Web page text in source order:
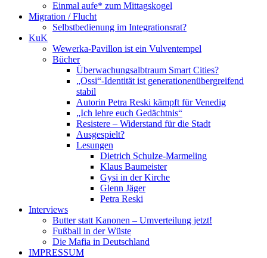
Einmal aufe* zum Mittagskogel
Migration / Flucht
Selbstbedienung im Integrationsrat?
KuK
Wewerka-Pavillon ist ein Vulventempel
Bücher
Überwachungsalbtraum Smart Cities?
„Ossi“-Identität ist generationenübergreifend
stabil
Autorin Petra Reski kämpft für Venedig
„Ich lehre euch Gedächtnis“
Resistere – Widerstand für die Stadt
Ausgespielt?
Lesungen
Dietrich Schulze-Marmeling
Klaus Baumeister
Gysi in der Kirche
Glenn Jäger
Petra Reski
Interviews
Butter statt Kanonen – Umverteilung jetzt!
Fußball in der Wüste
Die Mafia in Deutschland
IMPRESSUM